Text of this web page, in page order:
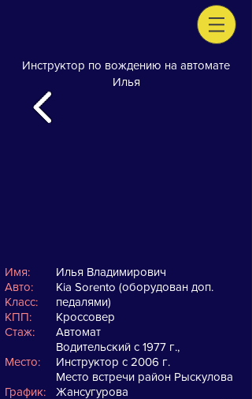
Инструктор по вождению на автомате
Илья
Илья Владимирович
Kia Sorento (оборудован доп.
педалями)
Кроссовер
Автомат
Водительский с 1977 г.,
Инструктор с 2006 г.
Место встречи район Рыскулова
Жансугурова
Имя:
Авто:
Класс:
КПП:
Стаж:
Место:
График: